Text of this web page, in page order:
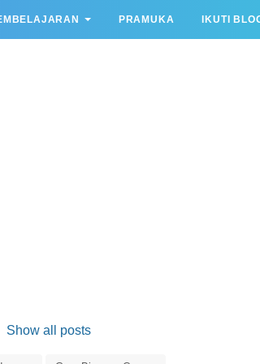
PRAMUKA IKUTI
Show all posts